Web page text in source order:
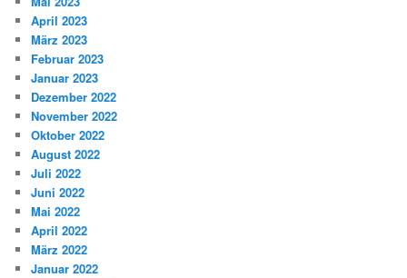
April 2023
März 2023
Februar 2023
Januar 2023
Dezember 2022
November 2022
Oktober 2022
August 2022
Juli 2022
Juni 2022
Mai 2022
April 2022
März 2022
Januar 2022